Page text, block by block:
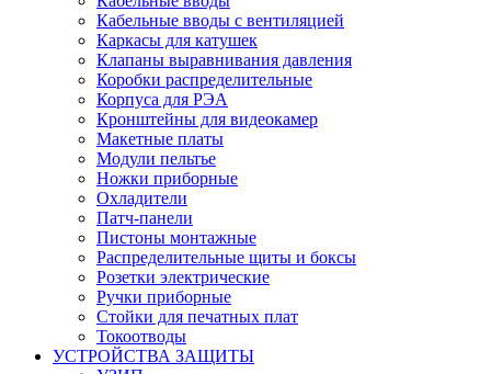
Кабельные вводы с вентиляцией
Каркасы для катушек
Клапаны выравнивания давления
Коробки распределительные
Корпуса для РЭА
Кронштейны для видеокамер
Макетные платы
Модули пельтье
Ножки приборные
Охладители
Патч-панели
Пистоны монтажные
Распределительные щиты и боксы
Розетки электрические
Ручки приборные
Стойки для печатных плат
Токоотводы
УСТРОЙСТВА ЗАЩИТЫ